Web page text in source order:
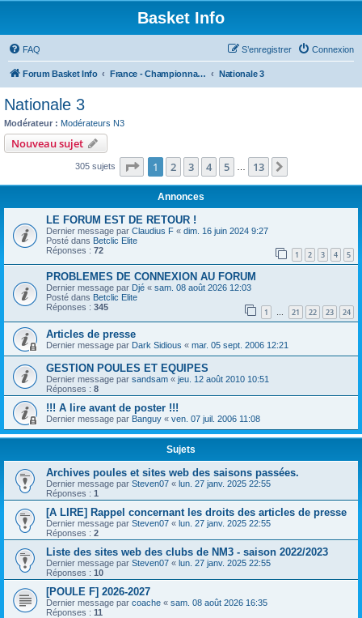
Basket Info
FAQ Connexion
S’enregistrer
Forum Basket Info France - Championnats Nationaux & Régionaux Nationale 3
Nationale 3
Modérateur : Modérateurs N3
Nouveau sujet
305 sujets Page 1sur13
1 2 3 4 5 13
Annonces
LE FORUM EST DE RETOUR !
Dernier message par Claudius F « dim. 16 juin 2024 9:27
Posté dans Betclic Elite
Réponses : 72 1 2 3 4 5
PROBLEMES DE CONNEXION AU FORUM
Dernier message par Djé « sam. 08 août 2026 12:03
Posté dans Betclic Elite
Réponses : 345 1 … 21 22 23 24
Articles de presse
Dernier message par Dark Sidious « mar. 05 sept. 2006 12:21
GESTION POULES ET EQUIPES
Dernier message par sandsam « jeu. 12 août 2010 10:51
Réponses : 8
!!! A lire avant de poster !!!
Dernier message par Banguy « ven. 07 juil. 2006 11:08
Sujets
Archives poules et sites web des saisons passées.
Dernier message par Steven07 « lun. 27 janv. 2025 22:55
Réponses : 1
[A LIRE] Rappel concernant les droits des articles de presse
Dernier message par Steven07 « lun. 27 janv. 2025 22:55
Réponses : 2
Liste des sites web des clubs de NM3 - saison 2022/2023
Dernier message par Steven07 « lun. 27 janv. 2025 22:55
Réponses : 10
[POULE F] 2026-2027
Dernier message par coache « sam. 08 août 2026 16:35
Réponses : 11